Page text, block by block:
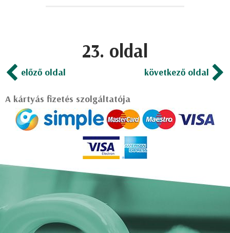
23. oldal
előző oldal következő oldal
A kártyás fizetés szolgáltatója